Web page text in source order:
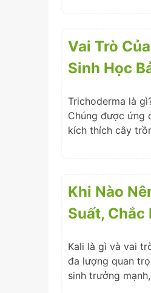
Vai Trò
Sinh Học
Trichoderma là
Chúng được ứng
kích thích cây
Khi Nào
Suất, Chắc
Kali là gì và vai
đa lượng quan
sinh trưởng